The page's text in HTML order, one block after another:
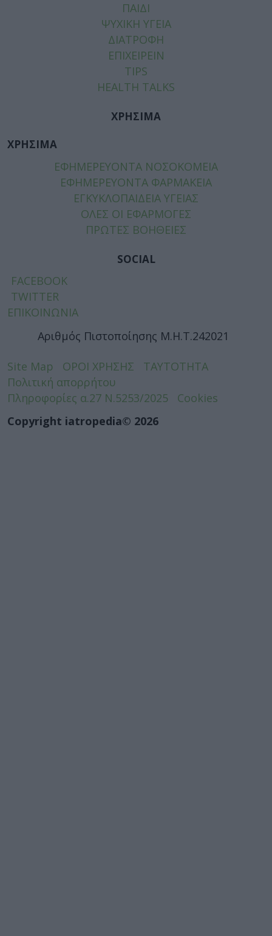
ΠΑΙΔΙ
ΨΥΧΙΚΗ ΥΓΕΙΑ
ΔΙΑΤΡΟΦΗ
ΕΠΙΧΕΙΡΕΙΝ
TIPS
HEALTH TALKS
ΧΡΗΣΙΜΑ
ΧΡΗΣΙΜΑ
ΕΦΗΜΕΡΕΥΟΝΤΑ ΝΟΣΟΚΟΜΕΙΑ
ΕΦΗΜΕΡΕΥΟΝΤΑ ΦΑΡΜΑΚΕΙΑ
ΕΓΚΥΚΛΟΠΑΙΔΕΙΑ ΥΓΕΙΑΣ
ΟΛΕΣ ΟΙ ΕΦΑΡΜΟΓΕΣ
ΠΡΩΤΕΣ ΒΟΗΘΕΙΕΣ
SOCIAL
FACEBOOK
TWITTER
ΕΠΙΚΟΙΝΩΝΙΑ
Αριθμός Πιστοποίησης Μ.Η.Τ.242021
Site Map ΟΡΟΙ ΧΡΗΣΗΣ
ΤΑΥΤΟΤΗΤΑ
Πολιτική απορρήτου
Πληροφορίες α.27 Ν.5253/2025
Cookies
Copyright iatropedia© 2026